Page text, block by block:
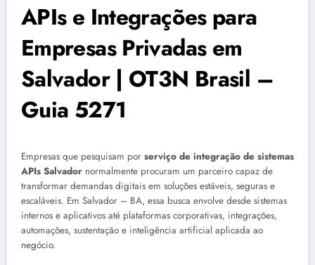
APIs e Integrações para
Empresas Privadas em
Salvador | OT3N Brasil –
Guia 5271
Empresas que pesquisam por serviço de integração de sistemas
APIs Salvador normalmente procuram um parceiro capaz de
transformar demandas digitais em soluções estáveis, seguras e
escaláveis. Em Salvador – BA, essa busca envolve desde sistemas
internos e aplicativos até plataformas corporativas, integrações,
automações, sustentação e inteligência artificial aplicada ao
negócio.